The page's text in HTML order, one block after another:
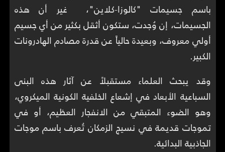
باسم جسيمات "كالوزا-كلاين"، غير أن هذه
الجسيمات، إن وُجدت، ستكون أثقل بكثير من أي جسيم
أولي معروف، وبعيدة حالياً عن قدرة مصادم الهادرونات
الكبير.
وقد يبحث العلماء مستقبلاً عن آثار هذه البنى
السباعية الأبعاد في إشعاع الخلفية الكونية الميكروي،
وهو الضوء المتبقي من الانفجار العظيم، أو في
تموجات قديمة في نسيج الزمكان تُعرف باسم موجات
الجاذبية البدائية.